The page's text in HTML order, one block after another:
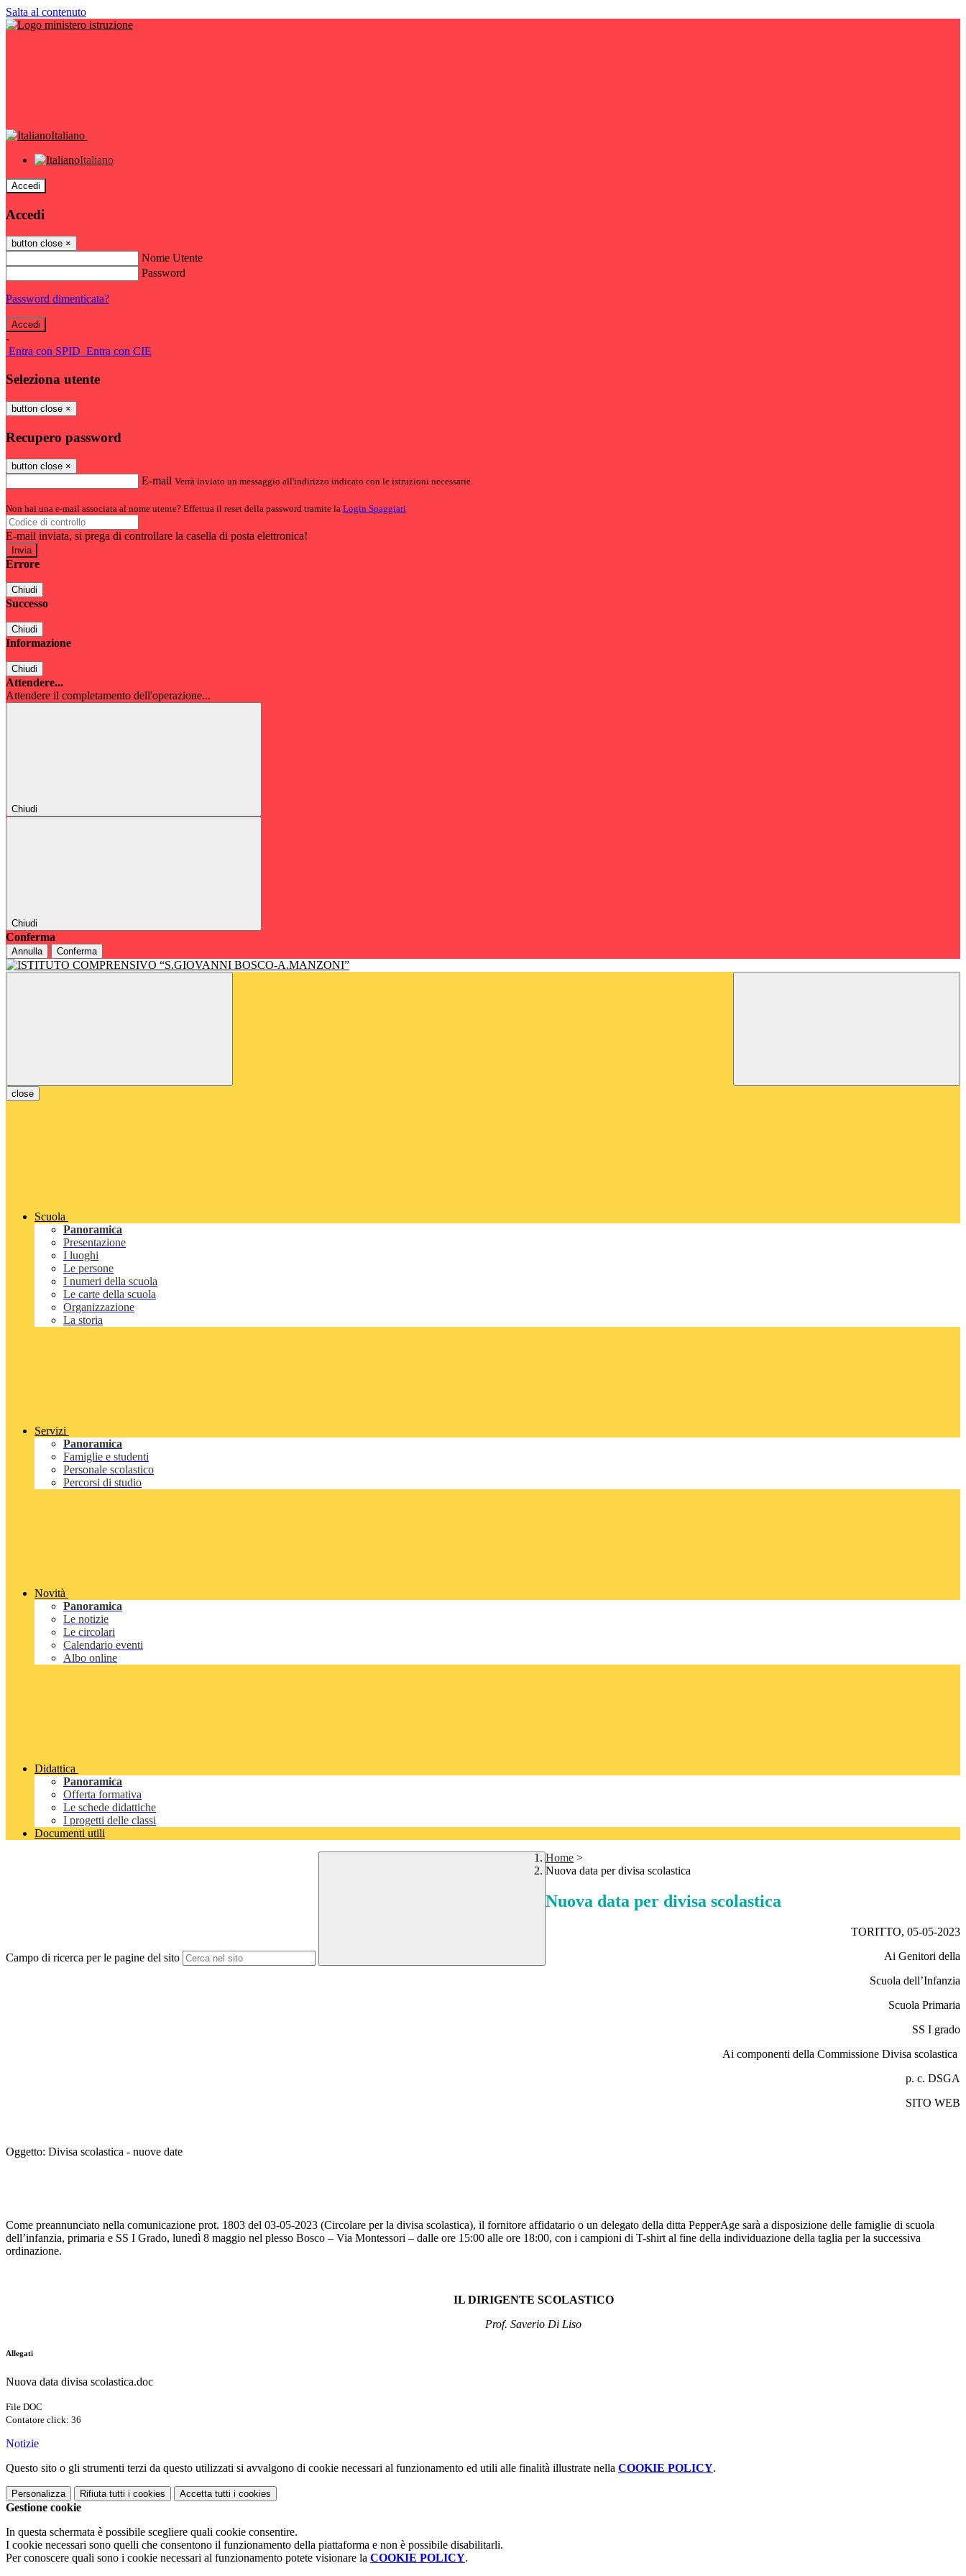
Salta al contenuto
Italiano
Italiano
Accedi
Accedi
button close ×
Nome Utente
Password
Password dimenticata?
-
Entra con SPID Entra con CIE
Seleziona utente
button close ×
Recupero password
button close ×
E-mail Verrà inviato un messaggio all'indirizzo indicato con le istruzioni necessarie.
Non hai una e-mail associata al nome utente? Effettua il reset della password tramite la Login Spaggiari
E-mail inviata, si prega di controllare la casella di posta elettronica!
Errore
Chiudi
Successo
Chiudi
Informazione
Chiudi
Attendere...
Attendere il completamento dell'operazione...
Chiudi
Chiudi
Conferma
Annulla Conferma
close
Scuola
Panoramica
Presentazione
I luoghi
Le persone
I numeri della scuola
Le carte della scuola
Organizzazione
La storia
Servizi
Panoramica
Famiglie e studenti
Personale scolastico
Percorsi di studio
Novità
Panoramica
Le notizie
Le circolari
Calendario eventi
Albo online
Didattica
Panoramica
Offerta formativa
Le schede didattiche
I progetti delle classi
Documenti utili
Campo di ricerca per le pagine del sito
Home >
Nuova data per divisa scolastica
Nuova data per divisa scolastica
TORITTO, 05-05-2023
Ai Genitori della
Scuola dell’Infanzia
Scuola Primaria
SS I grado
Ai componenti della Commissione Divisa scolastica
p. c. DSGA
SITO WEB
Oggetto: Divisa scolastica - nuove date
Come preannunciato nella comunicazione prot. 1803 del 03-05-2023 (Circolare per la divisa scolastica), il fornitore affidatario o un delegato della ditta PepperAge sarà a disposizione delle famiglie di scuola
dell’infanzia, primaria e SS I Grado, lunedì 8 maggio nel plesso Bosco – Via Montessori – dalle ore 15:00 alle ore 18:00, con i campioni di T-shirt al fine della individuazione della taglia per la successiva
ordinazione.
IL DIRIGENTE SCOLASTICO
Prof. Saverio Di Liso
Allegati
Nuova data divisa scolastica.doc
File DOC
Contatore click: 36
Notizie
Questo sito o gli strumenti terzi da questo utilizzati si avvalgono di cookie necessari al funzionamento ed utili alle finalità illustrate nella COOKIE POLICY.
Personalizza Rifiuta tutti i cookies Accetta tutti i cookies
Gestione cookie
In questa schermata è possibile scegliere quali cookie consentire.
I cookie necessari sono quelli che consentono il funzionamento della piattaforma e non è possibile disabilitarli.
Per conoscere quali sono i cookie necessari al funzionamento potete visionare la COOKIE POLICY.